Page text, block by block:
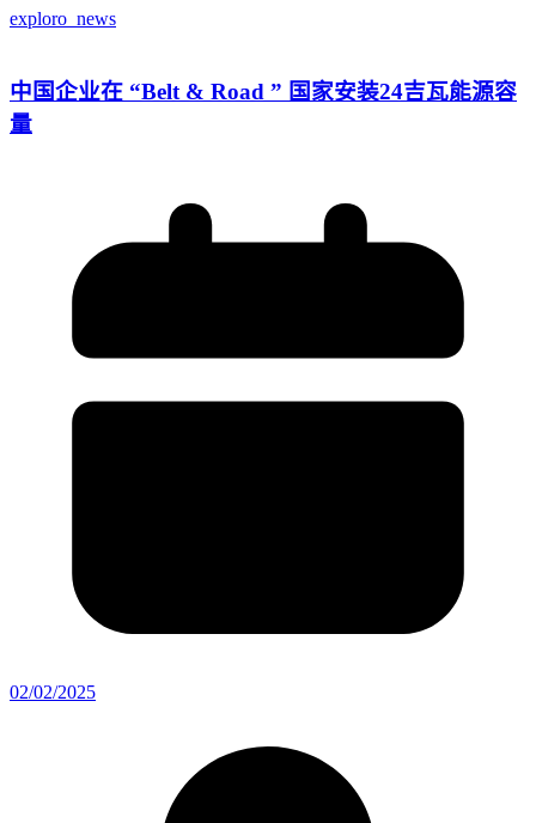
exploro_news
中国企业在 “Belt & Road ” 国家安装24吉瓦能源容
量
02/02/2025